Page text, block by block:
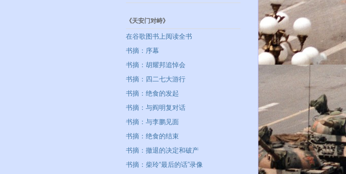
《天安门对峙》
在谷歌图书上阅读全书
书摘：序幕
书摘：胡耀邦追悼会
书摘：四二七大游行
书摘：绝食的发起
书摘：与阎明复对话
书摘：与李鹏见面
书摘：绝食的结束
书摘：撤退的决定和破产
书摘：柴玲“最后的话”录像